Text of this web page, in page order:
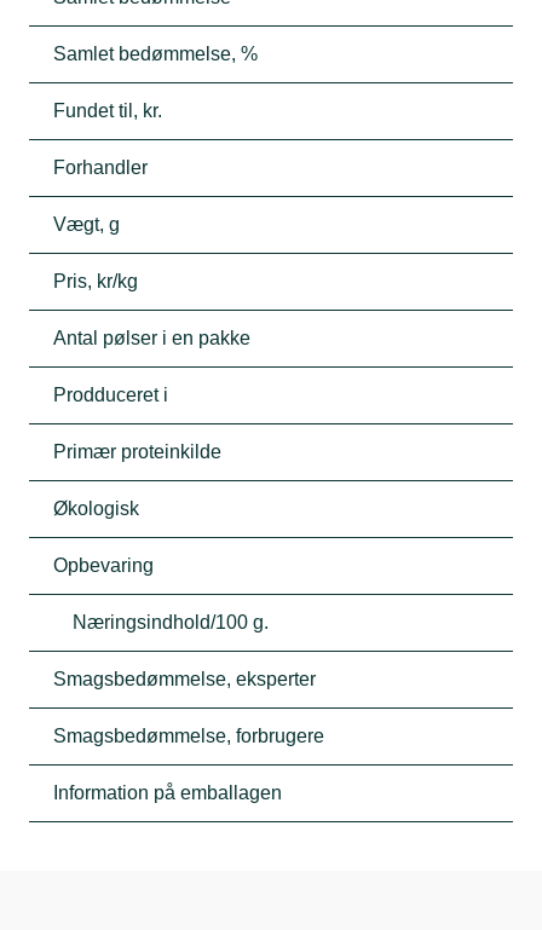
Samlet bedømmelse, %
Fundet til, kr.
Forhandler
Vægt, g
Pris, kr/kg
Antal pølser i en pakke
Prodduceret i
Primær proteinkilde
Økologisk
Opbevaring
Næringsindhold/100 g.
Smagsbedømmelse, eksperter
Smagsbedømmelse, forbrugere
Information på emballagen